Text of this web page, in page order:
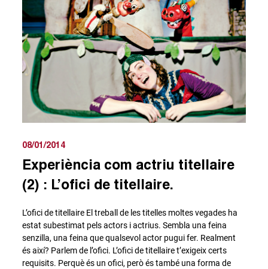
08/01/2014
Experiència com actriu titellaire
(2) : L’ofici de titellaire.
L’ofici de titellaire El treball de les titelles moltes vegades ha
estat subestimat pels actors i actrius. Sembla una feina
senzilla, una feina que qualsevol actor pugui fer. Realment
és així? Parlem de l’ofici. L’ofici de titellaire t’exigeix certs
requisits. Perquè és un ofici, però és també una forma de